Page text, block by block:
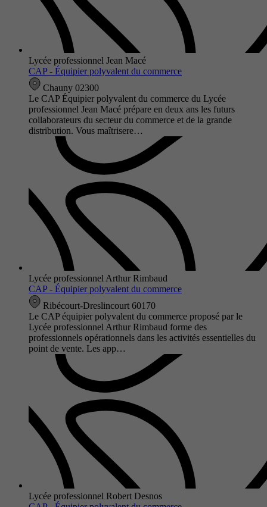
Lycée professionnel Jean Macé
CAP - Équipier polyvalent du commerce
Chauny 02300
Le CAP Équipier polyvalent du commerce du Lycée
professionnel Jean Macé prépare en deux ans les futurs
collaborateurs du secteur du commerce et de la grande
distribution. Vous maîtrisere…
Lycée professionnel Arthur Rimbaud
CAP - Équipier polyvalent du commerce
Ribécourt-Dreslincourt 60170
Le CAP équipier polyvalent du commerce proposé par le
Lycée professionnel Arthur Rimbaud forme des
professionnels opérationnels dans les activités essentielles du
point de vente. Les app…
Lycée professionnel Robert Desnos